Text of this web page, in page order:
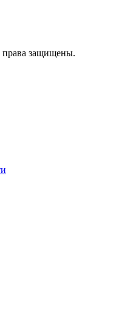
права защищены.